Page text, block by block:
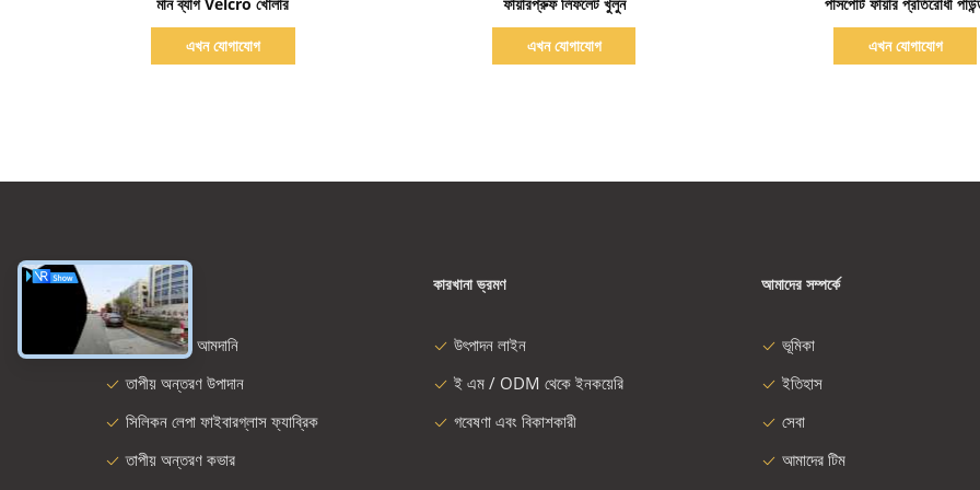
এখন যোগাযোগ
এখন যোগাযোগ
এখন যোগাযোগ
ধরন
ফাইবারগ্লাস আমদানি
তাপীয় অন্তরণ উপাদান
সিলিকন লেপা ফাইবারগ্লাস ফ্যাব্রিক
তাপীয় অন্তরণ কভার
কারখানা ভ্রমণ
উৎপাদন লাইন
ই এম / ODM থেকে ইনকয়েরি
গবেষণা এবং বিকাশকারী
আমাদের সম্পর্কে
ভূমিকা
ইতিহাস
সেবা
আমাদের টিম